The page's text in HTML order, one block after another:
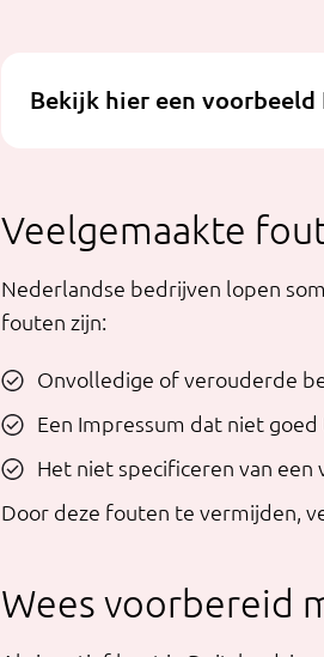
Bekijk hier een voorbeeld
Veelgemaakte
Nederlandse bedrijven lopen
fouten zijn:
Onvolledige of verouderde
Een Impressum dat niet
Het niet specificeren van
Door deze fouten te vermijden,
Wees voorbereid